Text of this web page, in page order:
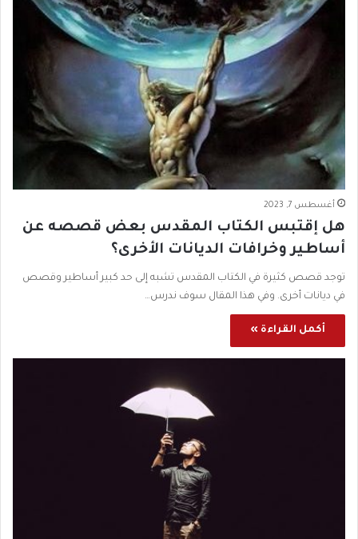
أغسطس 7, 2023
هل إقتبس الكتاب المقدس بعض قصصه عن
أساطير وخرافات الديانات الأخرى؟
توجد قصص كثيرة في الكتاب المقدس تشبه إلى حد كبير أساطير وقصص
في ديانات أخرى. وفي هذا المقال سوف ندرس…
أكمل القراءة »